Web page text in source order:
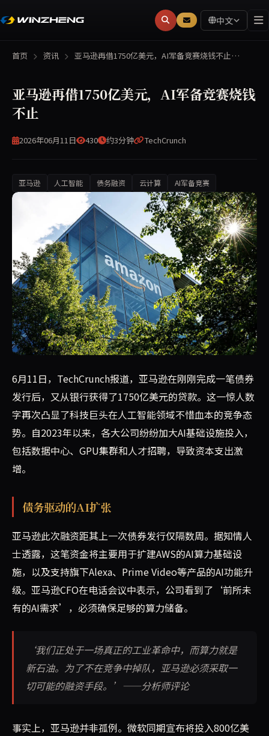
中文
首页 资讯 亚马逊再借1750亿美元，AI军备竞赛烧钱不止…
亚马逊再借1750亿美元，AI军备竞赛烧钱
不止
2026年06月11日 430 约3分钟 TechCrunch
亚马逊 人工智能 债务融资 云计算 AI军备竞赛
在完成债券发行后，亚马逊又从银行借款1750亿美元，以
6月11日，TechCrunch报道，亚马逊在刚刚完成一笔债券
发行后，又从银行获得了1750亿美元的贷款。这一惊人数
字再次凸显了科技巨头在人工智能领域不惜血本的竞争态
势。自2023年以来，各大公司纷纷加大AI基础设施投入，
包括数据中心、GPU集群和人才招聘，导致资本支出激
增。
债务驱动的AI扩张
亚马逊此次融资距其上一次债券发行仅隔数周。据知情人
士透露，这笔资金将主要用于扩建AWS的AI算力基础设
施，以及支持旗下Alexa、Prime Video等产品的AI功能升
级。亚马逊CFO在电话会议中表示，公司看到了‘前所未
有的AI需求’，必须确保足够的算力储备。
‘我们正处于一场真正的工业革命中，而算力就是
新石油。为了不在竞争中掉队，亚马逊必须采取一
切可能的融资手段。’——分析师评论
事实上，亚马逊并非孤例。微软同期宣布将投入800亿美